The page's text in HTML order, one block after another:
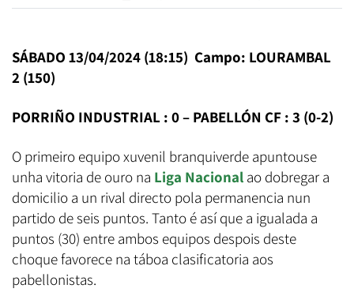
SÁBADO 13/04/2024 (18:15) Campo: LOURAMBAL
2 (150)
PORRIÑO INDUSTRIAL : 0 – PABELLÓN CF : 3 (0-2)
O primeiro equipo xuvenil branquiverde apuntouse
unha vitoria de ouro na Liga Nacional ao dobregar a
domicilio a un rival directo pola permanencia nun
partido de seis puntos. Tanto é así que a igualada a
puntos (30) entre ambos equipos despois deste
choque favorece na táboa clasificatoria aos
pabellonistas.